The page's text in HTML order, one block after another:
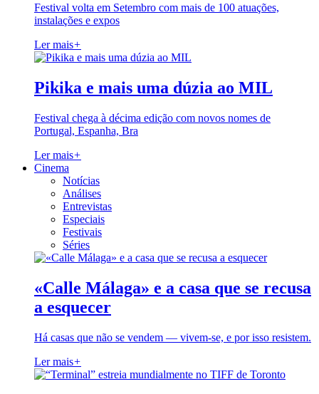
Festival volta em Setembro com mais de 100 atuações,
instalações e expos
Ler mais+
Pikika e mais uma dúzia ao MIL
Festival chega à décima edição com novos nomes de
Portugal, Espanha, Bra
Ler mais+
Cinema
Notícias
Análises
Entrevistas
Especiais
Festivais
Séries
«Calle Málaga» e a casa que se recusa
a esquecer
Há casas que não se vendem — vivem-se, e por isso resistem.
Ler mais+